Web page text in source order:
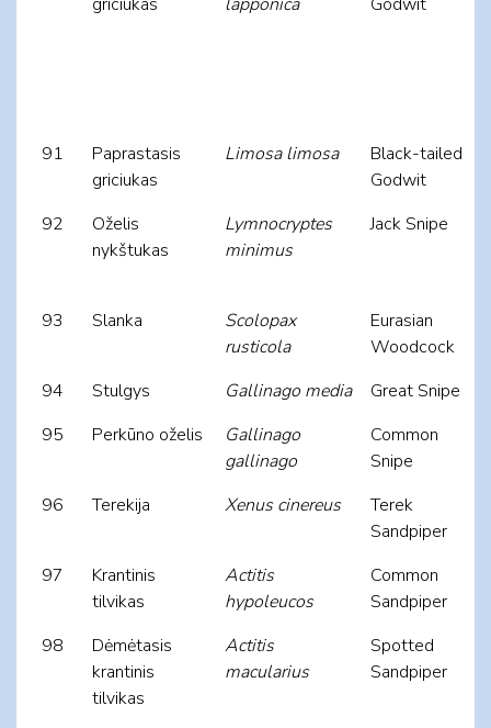
91
Paprastasis
griciukas
Limosa limosa
Black-tailed
Godwit
92
Oželis
nykštukas
Lymnocryptes
minimus
Jack Snipe
93 Slanka
Scolopax
rusticola
Eurasian
Woodcock
94
Stulgys Gallinago media
Great Snipe
95
Perkūno oželis
Gallinago
gallinago
Common
Snipe
96
Terekija Xenus cinereus
Terek
Sandpiper
97
Krantinis
tilvikas
Actitis
hypoleucos
Common
Sandpiper
98
Dėmėtasis
krantinis
tilvikas
Actitis
macularius
Spotted
Sandpiper